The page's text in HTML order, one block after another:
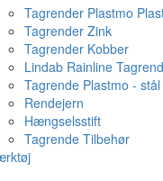
Tagrender Plastmo
Tagrender Zink
Tagrender Kobber
Lindab Rainline
Tagrende Plastmo -
Rendejern
Hængselsstift
Tagrende Tilbehør